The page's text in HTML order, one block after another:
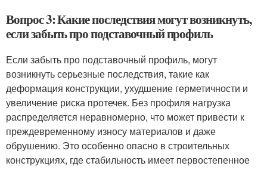
Вопрос 3: Какие последствия могут возникнуть,
если забыть про подставочный профиль
Если забыть про подставочный профиль, могут
возникнуть серьезные последствия, такие как
деформация конструкции, ухудшение герметичности и
увеличение риска протечек. Без профиля нагрузка
распределяется неравномерно, что может привести к
преждевременному износу материалов и даже
обрушению. Это особенно опасно в строительных
конструкциях, где стабильность имеет первостепенное